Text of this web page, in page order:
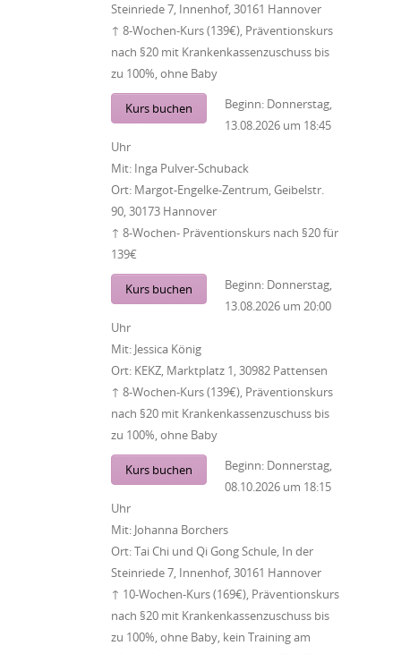
Steinriede 7, Innenhof, 30161 Hannover
↑ 8-Wochen-Kurs (139€), Präventionskurs
nach §20 mit Krankenkassenzuschuss bis
zu 100%, ohne Baby
Kurs buchen Beginn: Donnerstag,
13.08.2026 um 18:45
Uhr
Mit: Inga Pulver-Schuback
Ort: Margot-Engelke-Zentrum, Geibelstr.
90, 30173 Hannover
↑ 8-Wochen- Präventionskurs nach §20 für
139€
Kurs buchen Beginn: Donnerstag,
13.08.2026 um 20:00
Uhr
Mit: Jessica König
Ort: KEKZ, Marktplatz 1, 30982 Pattensen
↑ 8-Wochen-Kurs (139€), Präventionskurs
nach §20 mit Krankenkassenzuschuss bis
zu 100%, ohne Baby
Kurs buchen Beginn: Donnerstag,
08.10.2026 um 18:15
Uhr
Mit: Johanna Borchers
Ort:Tai Chi und Qi Gong Schule, In der
Steinriede 7, Innenhof, 30161 Hannover
↑ 10-Wochen-Kurs (169€), Präventionskurs
nach §20 mit Krankenkassenzuschuss bis
zu 100%, ohne Baby, kein Training am